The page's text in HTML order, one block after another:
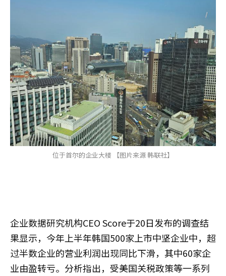
位于首尔的企业大楼 【图片来源 韩联社】
企业数据研究机构CEO Score于20日发布的调查结
果显示，今年上半年韩国500家上市中坚企业中，超
过半数企业的营业利润出现同比下滑，其中60家企
业由盈转亏。分析指出，受美国关税政策等一系列